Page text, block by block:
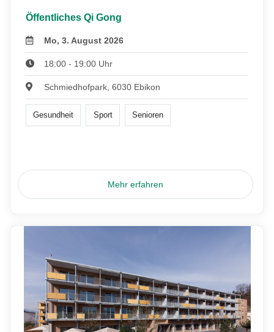
Öffentliches Qi Gong
Mo, 3. August 2026
18:00 - 19:00 Uhr
Schmiedhofpark, 6030 Ebikon
Gesundheit Sport Senioren
Mehr erfahren